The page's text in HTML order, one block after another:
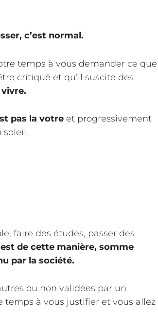
c’est normal.
temps à vous demander ce que
critiqué et qu’il suscite des
pas la votre et progressivement
faire des études, passer des
de cette manière, somme
par la société.
ou non validées par un
temps à vous justifier et vous allez